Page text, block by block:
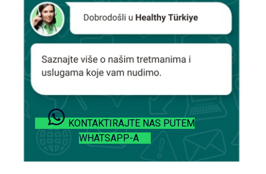
KONTAKTIRAJTE NAS PUTEM
WHATSAPP-A